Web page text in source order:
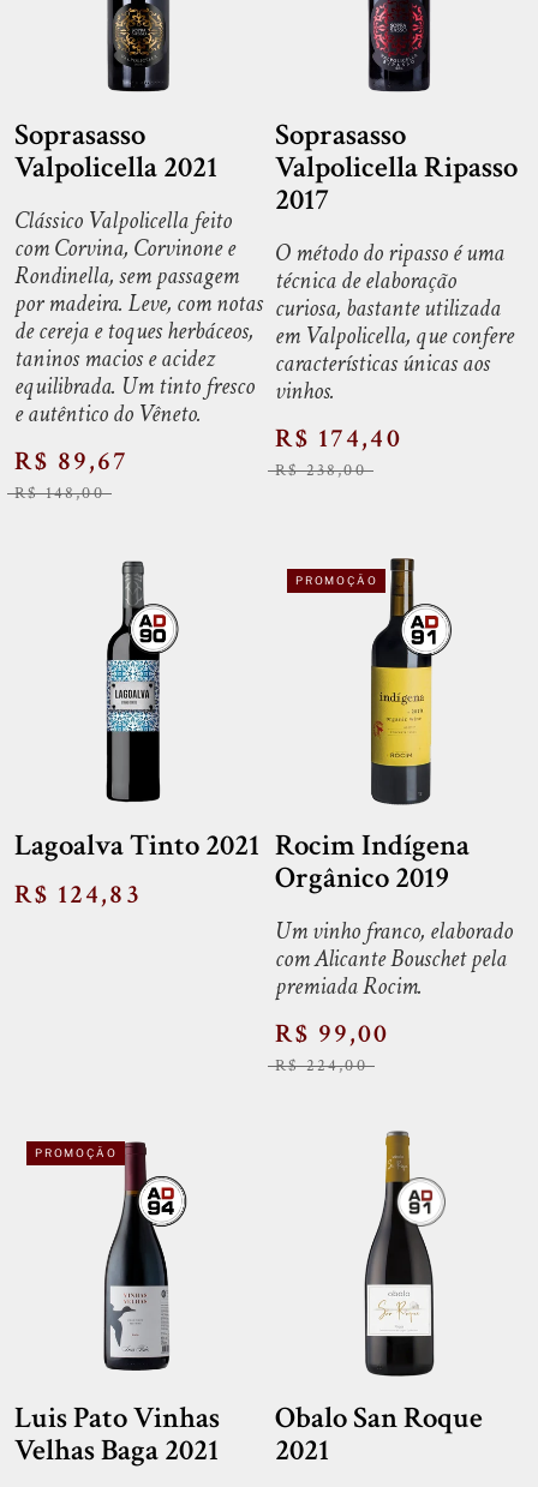
Soprasasso
Valpolicella 2021
Clássico Valpolicella feito
com Corvina, Corvinone e
Rondinella, sem passagem
por madeira. Leve, com notas
de cereja e toques herbáceos,
taninos macios e acidez
equilibrada. Um tinto fresco
e autêntico do Vêneto.
R$ 89,67
R$ 148,00
Soprasasso
Valpolicella Ripasso
2017
O método do ripasso é uma
técnica de elaboração
curiosa, bastante utilizada
em Valpolicella, que confere
características únicas aos
vinhos.
R$ 174,40
R$ 238,00
Lagoalva Tinto 2021
R$ 124,83
PROMOÇÃO
Rocim Indígena
Orgânico 2019
Um vinho franco, elaborado
com Alicante Bouschet pela
premiada Rocim.
R$ 99,00
R$ 224,00
PROMOÇÃO
Luis Pato Vinhas
Velhas Baga 2021
Obalo San Roque
2021